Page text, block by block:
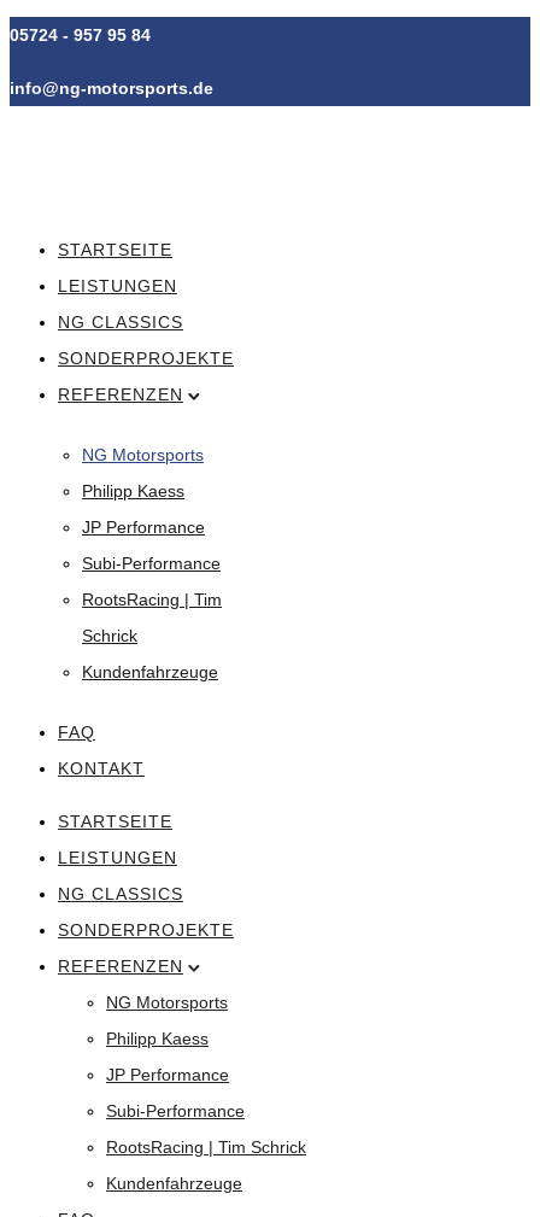
05724 - 957 95 84
info@ng-motorsports.de
STARTSEITE
LEISTUNGEN
NG CLASSICS
SONDERPROJEKTE
REFERENZEN
NG Motorsports
Philipp Kaess
JP Performance
Subi-Performance
RootsRacing | Tim
Schrick
Kundenfahrzeuge
FAQ
KONTAKT
STARTSEITE
LEISTUNGEN
NG CLASSICS
SONDERPROJEKTE
REFERENZEN
NG Motorsports
Philipp Kaess
JP Performance
Subi-Performance
RootsRacing | Tim Schrick
Kundenfahrzeuge